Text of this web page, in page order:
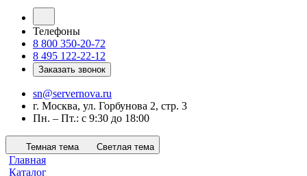
Телефоны
8 800 350-20-72
8 495 122-22-12
Заказать звонок
sn@servernova.ru
г. Москва, ул. Горбунова 2, стр. 3
Пн. – Пт.: с 9:30 до 18:00
Темная тема Светлая тема
Главная
Каталог